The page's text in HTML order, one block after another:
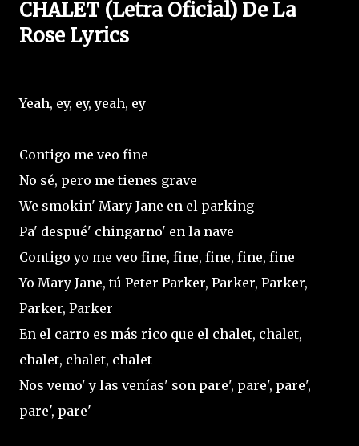
CHALET (Letra Oficial) De La
Rose Lyrics
Yeah, ey, ey, yeah, ey
Contigo me veo fine
No sé, pero me tienes grave
We smokin' Mary Jane en el parking
Pa' despué' chingarno' en la nave
Contigo yo me veo fine, fine, fine, fine, fine
Yo Mary Jane, tú Peter Parker, Parker, Parker,
Parker, Parker
En el carro es más rico que el chalet, chalet,
chalet, chalet, chalet
Nos vemo' y las venías' son pare', pare', pare',
pare', pare'